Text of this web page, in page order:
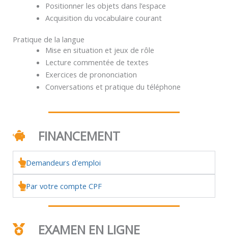
Positionner les objets dans l’espace
Acquisition du vocabulaire courant
Pratique de la langue
Mise en situation et jeux de rôle
Lecture commentée de textes
Exercices de prononciation
Conversations et pratique du téléphone
FINANCEMENT
Demandeurs d'emploi
Par votre compte CPF
EXAMEN EN LIGNE